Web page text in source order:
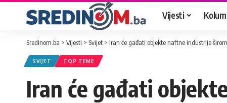
Vijesti
Sredinom.ba > Vijesti > Svijet > Iran će gađati objekte naftne industrije
SVIJET TOP TEME
Iran će gađati